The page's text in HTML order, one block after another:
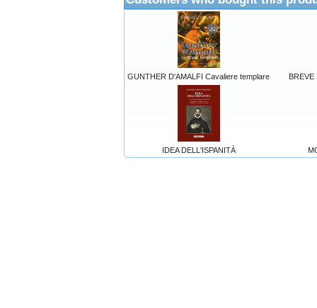
GUNTHER D'AMALFI Cavaliere templare BREVE
IDEA DELL'ISPANITÀ